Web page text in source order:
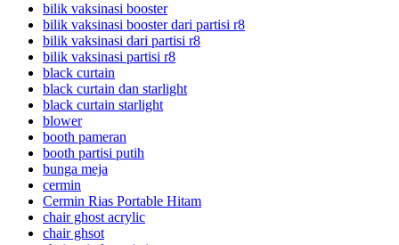
bilik vaksinasi booster
bilik vaksinasi booster dari partisi r8
bilik vaksinasi dari partisi r8
bilik vaksinasi partisi r8
black curtain
black curtain dan starlight
black curtain starlight
blower
booth pameran
booth partisi putih
bunga meja
cermin
Cermin Rias Portable Hitam
chair ghost acrylic
chair ghsot